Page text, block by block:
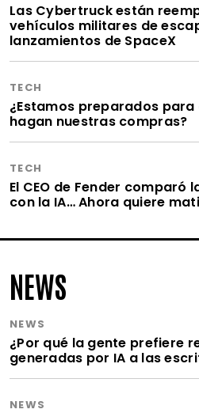
Las Cybertruck están
vehículos militares de
lanzamientos de SpaceX
TECH
¿Estamos preparados para
hagan nuestras compras?
TECH
El CEO de Fender comparó
con la IA… Ahora quiere
NEWS
NEWS
¿Por qué la gente prefiere
generadas por IA a las
NEWS